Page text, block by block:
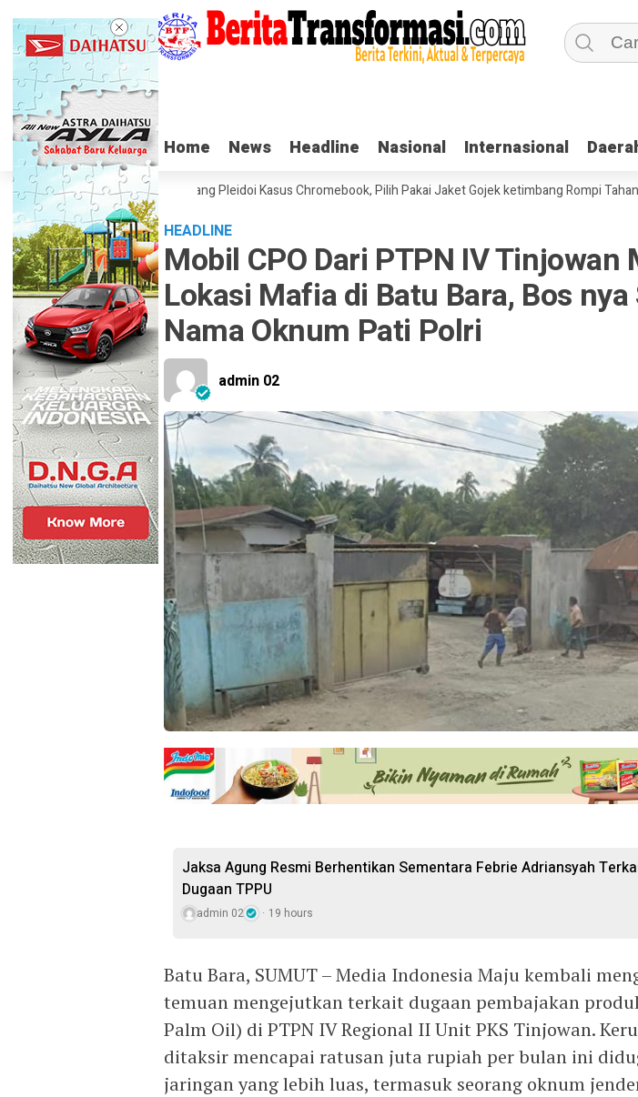
Home News Headline Nasional Internasional
Home News Headline Nasional Internasional
Haru Nadiem Makarim di Sidang Pleidoi Kasus Chromebook, Pilih Pakai Jaket Gojek ketimbang Rompi Tahanan
HEADLINE
Mobil CPO Dari PTPN IV Tinjowan
Lokasi Mafia di Batu Bara, Bos
Nama Oknum Pati Polri
admin 02
Jaksa Agung Resmi Berhentikan Sementara Febrie Adriansyah
Dugaan TPPU
admin 02 19 hours
Batu Bara, SUMUT – Media Indonesia Maju kembali
temuan mengejutkan terkait dugaan pembajakan
Palm Oil) di PTPN IV Regional II Unit PKS Tinjowan.
ditaksir mencapai ratusan juta rupiah per bulan ini
jaringan yang lebih luas, termasuk seorang oknum